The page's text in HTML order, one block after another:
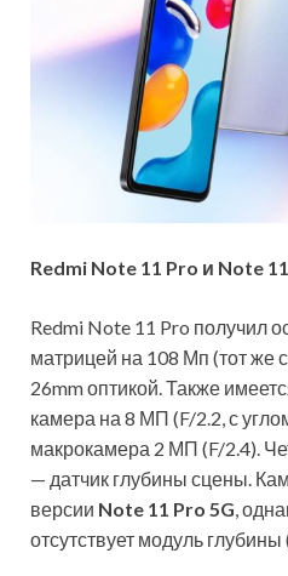
Redmi Note 11 Pro и Note
Redmi Note 11 Pro получил
матрицей на 108 Мп (тот же
26mm оптикой. Также
камера на 8 МП (F/2.2, с
макрокамера 2 МП (F/2.4).
— датчик глубины сцены.
версии Note 11 Pro 5G ,
отсутствует модуль глубины